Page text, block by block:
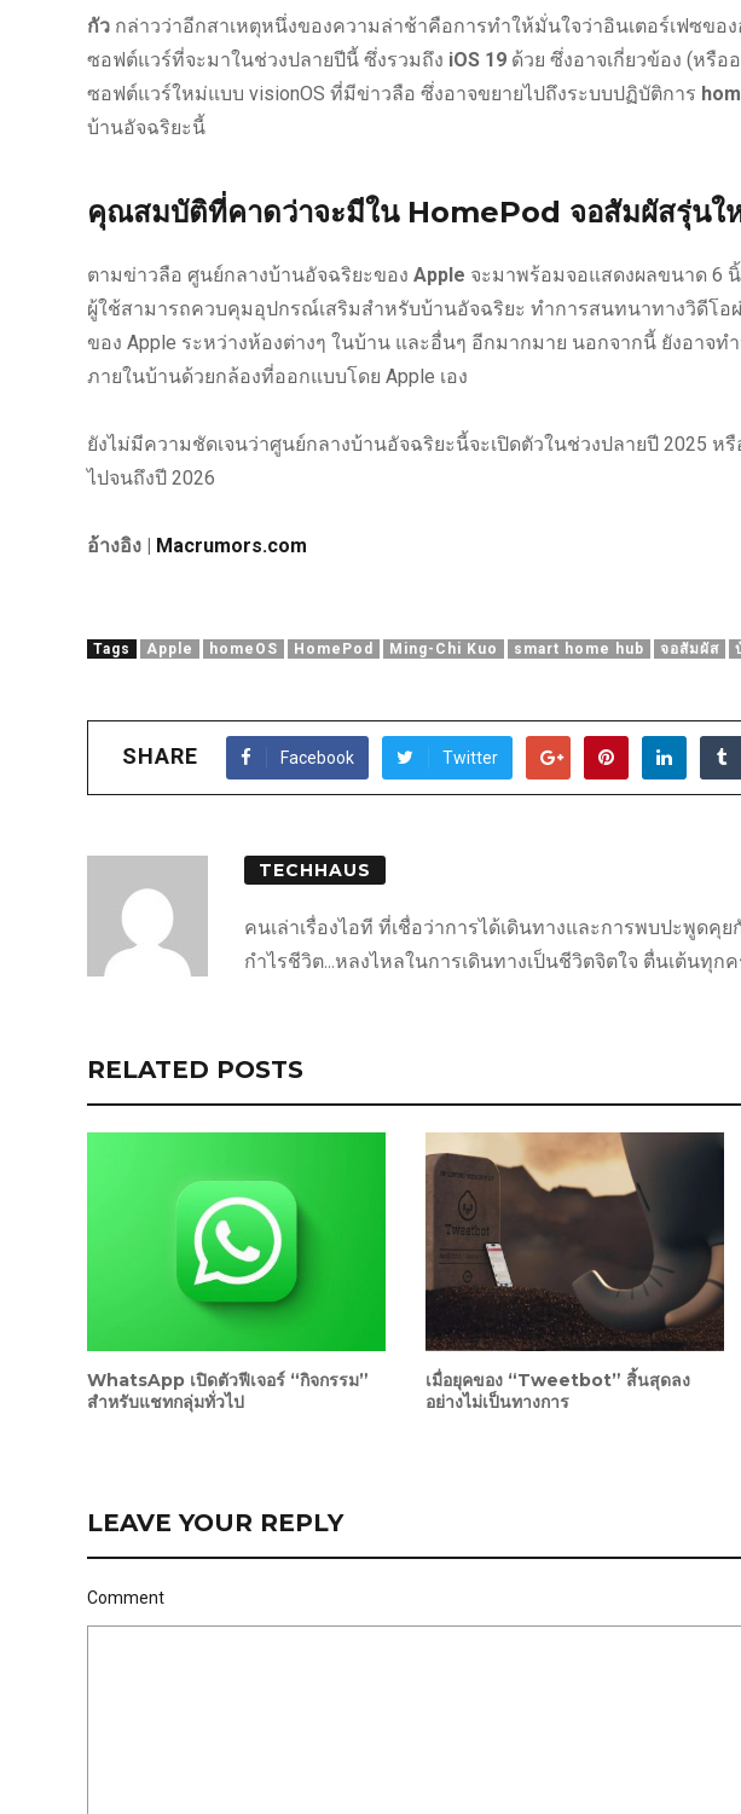
กัว กล่าวว่าอีกสาเหตุหนึ่งของความล่าช้าคือการทำให้มั่นใจว่าอินเตอร์เฟซข
ซอฟต์แวร์ที่จะมาในช่วงปลายปีนี้ ซึ่งรวมถึง iOS 19 ด้วย ซึ่งอาจเกี่ยวข้อง (หรื
ซอฟต์แวร์ใหม่แบบ visionOS ที่มีข่าวลือ ซึ่งอาจขยายไปถึงระบบปฏิบัติการ
บ้านอัจฉริยะนี้
คุณสมบัติที่คาดว่าจะมีใน HomePod จอสัมผัสรุ่นใ
ตามข่าวลือ ศูนย์กลางบ้านอัจฉริยะของ Apple จะมาพร้อมจอแสดงผลขนาด 6
ผู้ใช้สามารถควบคุมอุปกรณ์เสริมสำหรับบ้านอัจฉริยะ ทำการสนทนาทางวิดีโอ
ของ Apple ระหว่างห้องต่างๆ ในบ้าน และอื่นๆ อีกมากมาย นอกจากนี้ ยังอาจ
ภายในบ้านด้วยกล้องที่ออกแบบโดย Apple เอง
ยังไม่มีความชัดเจนว่าศูนย์กลางบ้านอัจฉริยะนี้จะเปิดตัวในช่วงปลายปี 2025 ห
ไปจนถึงปี 2026
อ้างอิง | Macrumors.com
Tags Apple homeOS HomePod Ming-Chi Kuo smart home hub จอสัมผัส
SHARE Facebook Twitter
TECHHAUS
คนเล่าเรื่องไอที ที่เชื่อว่าการได้เดินทางและการพบปะพูดคุ
กำไรชีวิต...หลงไหลในการเดินทางเป็นชีวิตจิตใจ ตื่นเต้นทุกค
RELATED POSTS
WhatsApp เปิดตัวฟีเจอร์ “กิจกรรม”
สำหรับแชทกลุ่มทั่วไป
เมื่อยุคของ “Tweetbot” สิ้นสุดลง
อย่างไม่เป็นทางการ
LEAVE YOUR REPLY
Comment